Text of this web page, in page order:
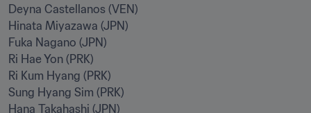
Deyna Castellanos (VEN)
Hinata Miyazawa (JPN)
Fuka Nagano (JPN)
Ri Hae Yon (PRK)
Ri Kum Hyang (PRK)
Sung Hyang Sim (PRK)
Hana Takahashi (JPN)